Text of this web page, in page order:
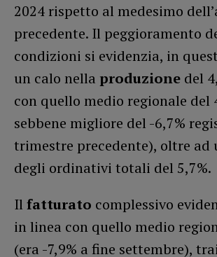
2024 rispetto al medesimo
precedente. Il peggioramento
condizioni si evidenzia, in
un calo nella produzione del
con quello medio regionale del
sebbene migliore del -6,7%
trimestre precedente), oltre ad
degli ordinativi totali del 5,7%.
Il fatturato complessivo
in linea con quello medio
(era -7,9% a fine settembre),